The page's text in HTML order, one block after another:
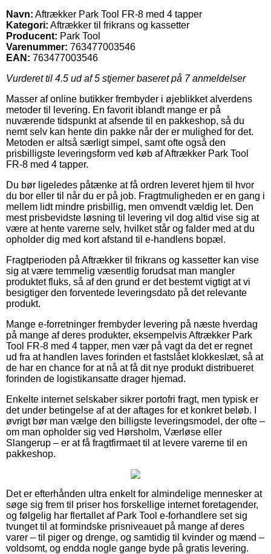
Navn: Aftrækker Park Tool FR-8 med 4 tapper
Kategori: Aftrækker til frikrans og kassetter
Producent: Park Tool
Varenummer: 763477003546
EAN: 763477003546
Vurderet til 4.5 ud af 5 stjerner baseret på 7anmeldelser
Masser af online butikker frembyder i øjeblikket alverdens
metoder til levering. En favorit iblandt mange er på
nuværende tidspunkt at afsende til en pakkeshop, så du
nemt selv kan hente din pakke når der er mulighed for det.
Metoden er altså særligt simpel, samt ofte også den
prisbilligste leveringsform ved køb af Aftrækker Park Tool
FR-8 med 4 tapper.
Du bør ligeledes påtænke at få ordren leveret hjem til hvor
du bor eller til når du er på job. Fragtmuligheden er en gang i
mellem lidt mindre prisbillig, men omvendt vældig let. Den
mest prisbevidste løsning til levering vil dog altid vise sig at
være at hente varerne selv, hvilket står og falder med at du
opholder dig med kort afstand til e-handlens bopæl.
Fragtperioden på Aftrækker til frikrans og kassetter kan vise
sig at være temmelig væsentlig forudsat man mangler
produktet fluks, så af den grund er det bestemt vigtigt at vi
besigtiger den forventede leveringsdato på det relevante
produkt.
Mange e-forretninger frembyder levering på næste hverdag
på mange af deres produkter, eksempelvis Aftrækker Park
Tool FR-8 med 4 tapper, men vær på vagt da det er regnet
ud fra at handlen laves forinden et fastslået klokkeslæt, så at
de har en chance for at nå at få dit nye produkt distribueret
forinden de logistikansatte drager hjemad.
Enkelte internet selskaber sikrer portofri fragt, men typisk er
det under betingelse af at der aftages for et konkret beløb. I
øvrigt bør man vælge den billigste leveringsmodel, der ofte –
om man opholder sig ved Hørsholm, Værløse eller
Slangerup – er at få fragtfirmaet til at levere varerne til en
pakkeshop.
Det er efterhånden ultra enkelt for almindelige mennesker at
søge sig frem til priser hos forskellige internet foretagender,
og følgelig har flertallet af Park Tool e-forhandlere set sig
tvunget til at formindske prisniveauet på mange af deres
varer – til piger og drenge, og samtidig til kvinder og mænd –
voldsomt, og endda nogle gange byde på gratis levering.